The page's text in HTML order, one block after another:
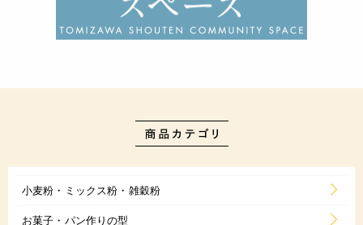
小麦粉・ミックス粉・雑穀粉
お菓子・パン作りの型